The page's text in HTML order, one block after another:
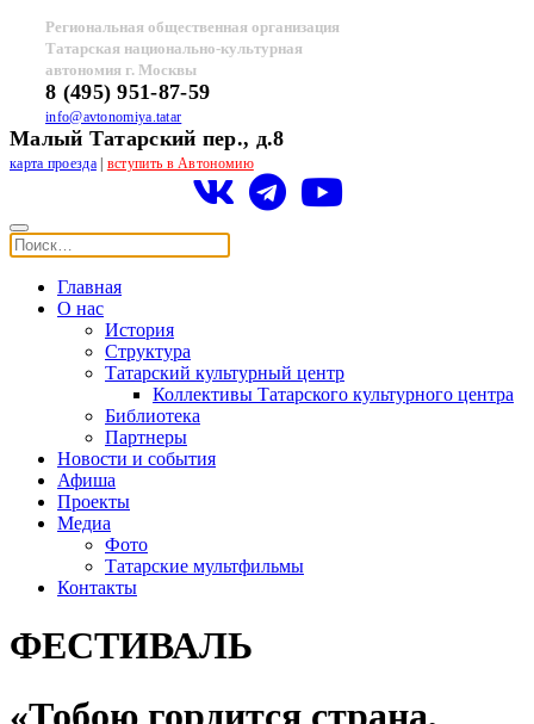
Региональная общественная организация
Татарская национально-культурная
автономия г. Москвы
8 (495) 951-87-59
info@avtonomiya.tatar
Малый Татарский пер., д.8
карта проезда| вступить в Автономию
Главная
О нас
История
Структура
Татарский культурный центр
Коллективы Татарского культурного центра
Библиотека
Партнеры
Новости и события
Афиша
Проекты
Медиа
Фото
Татарские мультфильмы
Контакты
ФЕСТИВАЛЬ